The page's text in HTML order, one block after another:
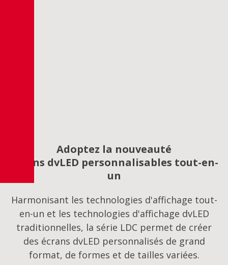
Adoptez la nouveauté
Écrans dvLED personnalisables tout-en-
un
Harmonisant les technologies d'affichage tout-
en-un et les technologies d'affichage dvLED
traditionnelles, la série LDC permet de créer
des écrans dvLED personnalisés de grand
format, de formes et de tailles variées.